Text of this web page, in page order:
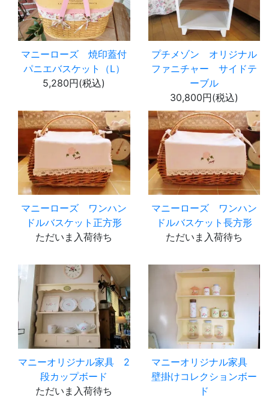
マニーローズ 焼印蓋付
パニエバスケット（L）
5,280円(税込)
プチメゾン オリジナル
ファニチャー サイドテ
ーブル
30,800円(税込)
マニーローズ ワンハン
ドルバスケット正方形
ただいま入荷待ち
マニーローズ ワンハン
ドルバスケット長方形
ただいま入荷待ち
マニーオリジナル家具 2
段カップボード
ただいま入荷待ち
マニーオリジナル家具
壁掛けコレクションボー
ド